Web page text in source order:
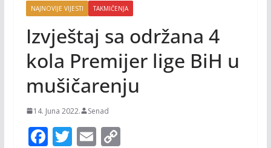
NAJNOVIJE VIJESTI TAKMIČENJA
Izvještaj sa održana 4
kola Premijer lige BiH u
mušičarenju
14. Juna 2022. Senad
F T E C